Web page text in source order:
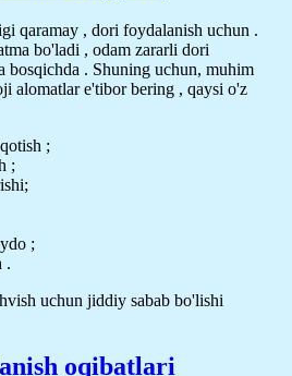
qaramay , dori foydalanish uchun .
bo'ladi , odam zararli dori
bosqichda . Shuning uchun, muhim
alomatlar e'tibor bering , qaysi o'z
;
;
;
.
uchun jiddiy sabab bo'lishi
oqibatlari